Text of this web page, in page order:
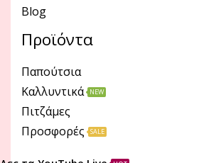
Blog
Προϊόντα
Παπούτσια
Καλλυντικά
NEW
Πιτζάμες
Προσφορές
SALE